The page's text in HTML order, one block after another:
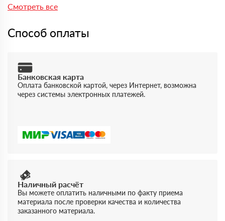
запросу предоставляются документы, подтверждающие
Смотреть все
Способ оплаты
Банковская карта
Оплата банковской картой, через Интернет, возможна
через системы электронных платежей.
Наличный расчёт
Вы можете оплатить наличными по факту приема
материала после проверки качества и количества
заказанного материала.